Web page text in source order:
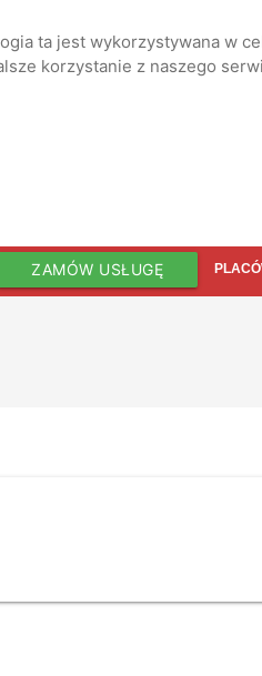
ta jest wykorzystywana w
korzystanie z naszego
ZAMÓW USŁUGĘ